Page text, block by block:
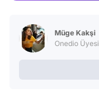
Müge Kakşi
Onedio Üyesi